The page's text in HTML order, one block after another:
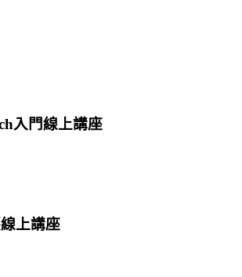
入門線上講座
上講座